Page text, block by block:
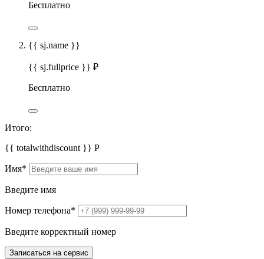
Бесплатно
{{ sj.name }}
{{ sj.fullprice }} ₽
Бесплатно
Итого:
{{ totalwithdiscount }} Р
Имя*
Введите имя
Номер телефона*
Введите корректный номер
Записаться на сервис